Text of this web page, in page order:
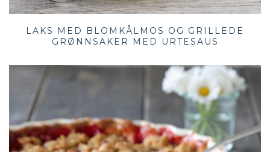
LAKS MED BLOMKÅLMOS OG GRILLEDE
GRØNNSAKER MED URTESAUS